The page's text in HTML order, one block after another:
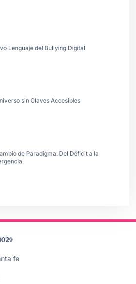
Lenguaje del Bullying Digital
sin Claves Accesibles
de Paradigma: Del Déficit a la
fe